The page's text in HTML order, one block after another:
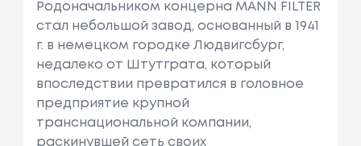
Родоначальником концерна MANN FILTER
стал небольшой завод, основанный в 1941
г. в немецком городке Людвигсбург,
недалеко от Штутграта, который
впоследствии превратился в головное
предприятие крупной
транснациональной компании,
раскинувшей сеть своих